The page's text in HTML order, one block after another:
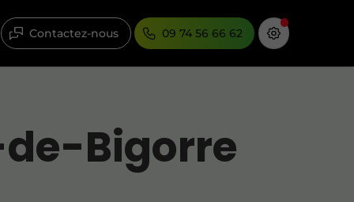
Contactez-nous 09 74 56 66 62
Bigorre